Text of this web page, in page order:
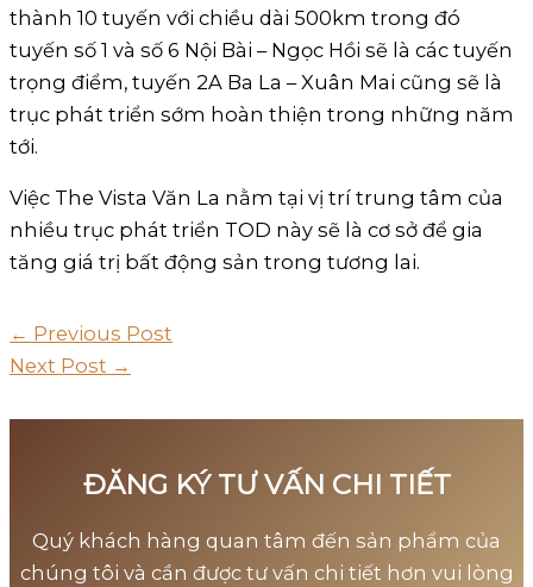
thành 10 tuyến với chiều dài 500km trong đó
tuyến số 1 và số 6 Nội Bài – Ngọc Hồi sẽ là các tuyến
trọng điểm, tuyến 2A Ba La – Xuân Mai cũng sẽ là
trục phát triển sớm hoàn thiện trong những năm
tới.
Việc The Vista Văn La nằm tại vị trí trung tâm của
nhiều trục phát triển TOD này sẽ là cơ sở để gia
tăng giá trị bất động sản trong tương lai.
← Previous Post
Next Post →
ĐĂNG KÝ TƯ VẤN CHI TIẾT
Quý khách hàng quan tâm đến sản phẩm của
chúng tôi và cần được tư vấn chi tiết hơn vui lòng